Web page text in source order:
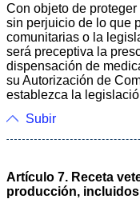
Con objeto de
sin perjuicio de lo que
comunitarias o la
será preceptiva la
dispensación de
su Autorización de
establezca la
Subir
Artículo 7. Receta
producción,